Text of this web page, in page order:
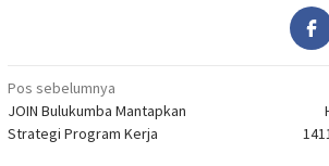
Navigasi
pos
Pos sebelumnya
JOIN Bulukumba Mantapkan
Strategi Program Kerja